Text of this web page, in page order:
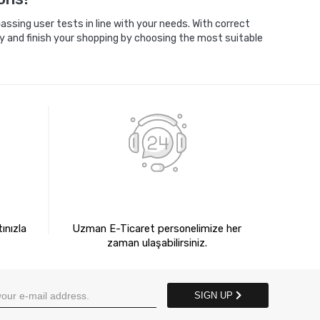
user tests in line with your needs. With correct
finish your shopping by choosing the most suitable
Uzman E-Ticaret personelimize her
zaman ulaşabilirsiniz.
SIGN UP